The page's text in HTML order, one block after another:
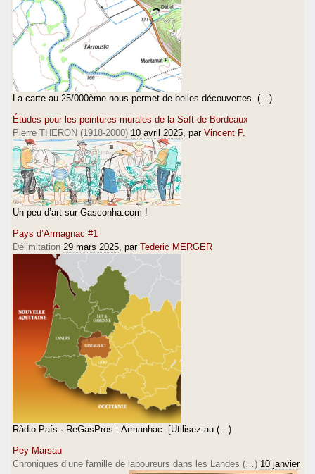
La carte au 25/000ème nous permet de belles découvertes. (…)
Études pour les peintures murales de la Saft de Bordeaux
Pierre THERON (1918-2000) 10 avril 2025 , par Vincent P.
Un peu d’art sur Gasconha.com !
Pays d’Armagnac #1
Délimitation 29 mars 2025 , par Tederic MERGER
Ràdio País · ReGasPros : Armanhac. [Utilisez au (…)
Pey Marsau
Chroniques d’une famille de laboureurs dans les Landes (…) 10 janvier